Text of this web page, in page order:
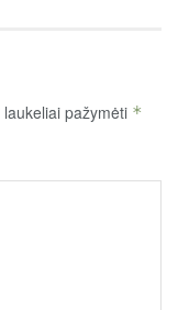
laukeliai pažymėti *